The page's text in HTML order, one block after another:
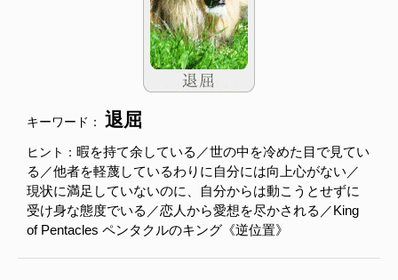
キーワード： 退屈
ヒント： 暇を持て余している／世の中を冷めた目で見てい
る／他者を軽蔑しているわりに自分には向上心がない／
現状に満足していないのに、自分からは動こうとせずに
受け身な態度でいる／恋人から愛想を尽かされる／King
of Pentacles ペンタクルのキング《逆位置》